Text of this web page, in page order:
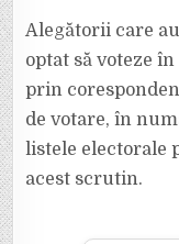
Alegătorii care
optat să voteze
prin
de votare, în
listele electorale
acest scrutin.